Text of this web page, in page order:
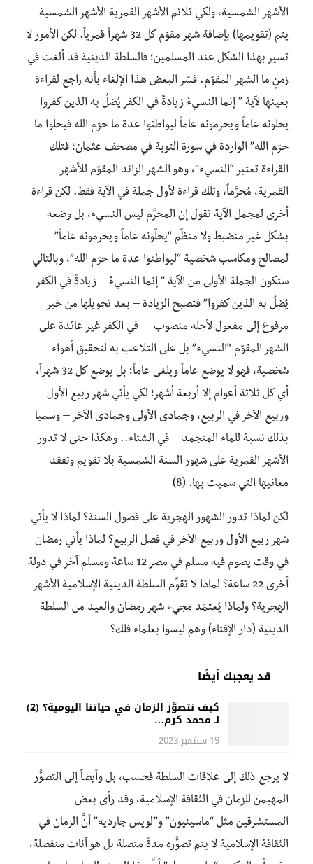
الأشهر الشمسية، ولكي تلائم الأشهر القمرية الأشهر الشمسية
يتم (تقويمها) بإضافة شهر مقوّم كل 32 شهراً قمرياً. لكن الأمور لا
تسير بهذا الشكل عند المسلمين؛ فالسلطة الدينية قد ألغت في
زمنٍ ما الشهر المقوّم. فسّر البعض هذا الإلغاء بأنه راجع لقراءة
بعينها لآية ” إنما النسيءُ زيادةٌ في الكفر يُضلُ به الذين كفروا
يحلونه عاماً ويحرمونه عاماً ليواطئوا عدة ما حرّم الله فيحلوا ما
حرّم الله” الواردة في سورة التوبة في مصحف عثمان؛ فتلك
القراءة تعتبر “النسيء”، وهو الشهر الزائد المقوّم للأشهر
القمرية، مُحرَّماً، وتلك قراءة لأول جملة في الآية فقط. لكن قراءة
أخرى لمجمل الآية تقول إن المحرَّم ليس النسيء، بل وضعه
بشكل غير منضبط ولا منظّم “يحلّونه عاماً ويحرمونه عاماً”
لمصالح ومكاسب شخصية “ليواطئوا عدة ما حرّم الله”، وبالتالي
ستكون الجملة الأولى من الآية ” إنما النسيءُ – زيادةً في الكفر –
يُضلُ به الذين كفروا” فتصبح الزيادة – بعد تحويلها من خبر
مرفوع إلى مفعول لأجله منصوب – في الكفر غير عائدة على
الشهر المقوّم “النسيء” بل على التلاعب به لتحقيق أهواء
شخصية، فهو لا يوضع عاماً ويلغى عاماً؛ بل يوضع كل 32 شهراً،
أي كل ثلاثة أعوام إلا أربعة أشهر؛ لكي يأتي شهر ربيع الأول
وربيع الآخر في الربيع، وجمادى الأولى وجمادى الآخر – وسميا
بذلك نسبة للماء المتجمد – في الشتاء.. وهكذا حتى لا تدور
الأشهر القمرية على شهور السنة الشمسية بلا تقويم وتفقد
معانيها التي سميت بها. (8)
لكن لماذا تدور الشهور الهجرية على فصول السنة؟ لماذا لا يأتي
شهر ربيع الأول وربيع الآخر في فصل الربيع؟ لماذا يأتي رمضان
في وقت يصوم فيه مسلم في مصر 12 ساعة ومسلم آخر في دولة
أخرى 22 ساعة؟ لماذا لا تقوِّم السلطة الدينية الإسلامية الأشهر
الهجرية؟ ولماذا يُعتمَد مجيء شهر رمضان والعيد من السلطة
الدينية (دار الإفتاء) وهم ليسوا بعلماء فلك؟
قد يعجبك أيضًا
كيف نتصوَّر الزمان في حياتنا اليومية؟ (2)
لـ محمد كرم…
19 سبتمبر 2023
لا يرجع ذلك إلى علاقات السلطة فحسب، بل وأيضاً إلى التصوُّر
المهيمن للزمان في الثقافة الإسلامية، وقد رأى بعض
المستشرقين مثل “ماسينيون” و”لويس جارديه” أنَّ الزمان في
الثقافة الإسلامية لا يتم تصوُّره مدةً متصلة بل هو آنات منفصلة،